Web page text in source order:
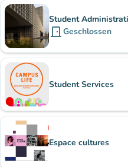
Student
door_front Geschlossen
Student Services
Espace cultures